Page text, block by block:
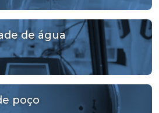
de água
poço